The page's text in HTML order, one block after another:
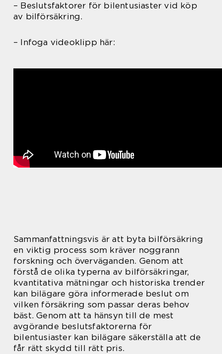
– Beslutsfaktorer för bilentusiaster vid köp
av bilförsäkring.
– Infoga videoklipp här:
Sammanfattningsvis är att byta bilförsäkring
en viktig process som kräver noggrann
forskning och överväganden. Genom att
förstå de olika typerna av bilförsäkringar,
kvantitativa mätningar och historiska trender
kan bilägare göra informerade beslut om
vilken försäkring som passar deras behov
bäst. Genom att ta hänsyn till de mest
avgörande beslutsfaktorerna för
bilentusiaster kan bilägare säkerställa att de
får rätt skydd till rätt pris.